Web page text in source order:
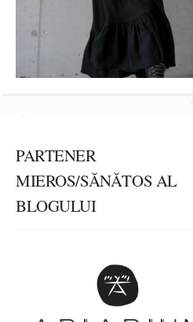
PARTENER
MIEROS/SĂNĂTOS AL
BLOGULUI